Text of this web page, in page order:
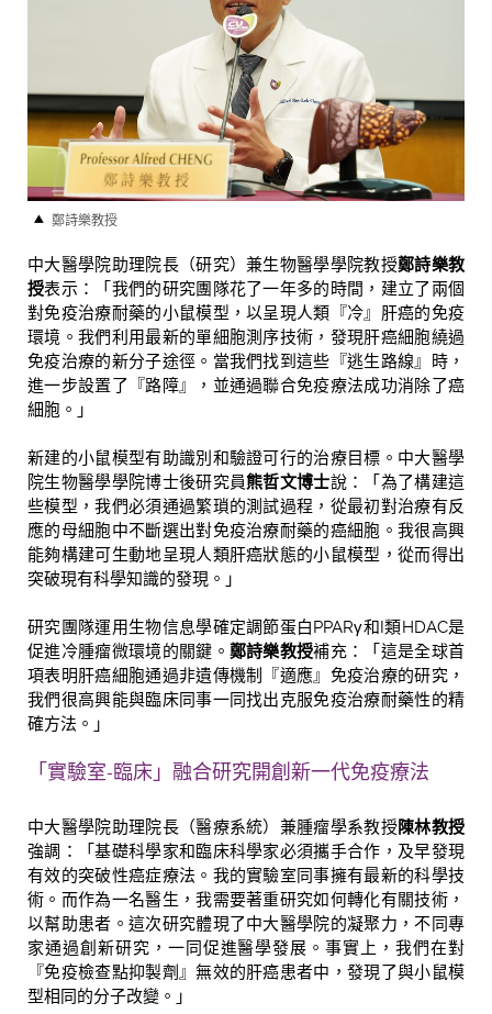
鄭詩樂教授
中大醫學院助理院長（研究）兼生物醫學學院教授鄭詩樂教
授表示：「我們的研究團隊花了一年多的時間，建立了兩個
對免疫治療耐藥的小鼠模型，以呈現人類『冷』肝癌的免疫
環境。我們利用最新的單細胞測序技術，發現肝癌細胞繞過
免疫治療的新分子途徑。當我們找到這些『逃生路線』時，
進一步設置了『路障』，並通過聯合免疫療法成功消除了癌
細胞。」
新建的小鼠模型有助識別和驗證可行的治療目標。中大醫學
院生物醫學學院博士後研究員熊哲文博士說：「為了構建這
些模型，我們必須通過繁瑣的測試過程，從最初對治療有反
應的母細胞中不斷選出對免疫治療耐藥的癌細胞。我很高興
能夠構建可生動地呈現人類肝癌狀態的小鼠模型，從而得出
突破現有科學知識的發現。」
研究團隊運用生物信息學確定調節蛋白PPARγ和I類HDAC是
促進冷腫瘤微環境的關鍵。 鄭詩樂教授補充：「這是全球首
項表明肝癌細胞通過非遺傳機制『適應』免疫治療的研究，
我們很高興能與臨床同事一同找出克服免疫治療耐藥性的精
確方法。」
「實驗室-臨床」融合研究開創新一代免疫療法
中大醫學院助理院長（醫療系統）兼腫瘤學系教授陳林教授
強調：「基礎科學家和臨床科學家必須攜手合作，及早發現
有效的突破性癌症療法。我的實驗室同事擁有最新的科學技
術。而作為一名醫生，我需要著重研究如何轉化有關技術，
以幫助患者。這次研究體現了中大醫學院的凝聚力，不同專
家通過創新研究，一同促進醫學發展。事實上，我們在對
『免疫檢查點抑製劑』無效的肝癌患者中，發現了與小鼠模
型相同的分子改變。」